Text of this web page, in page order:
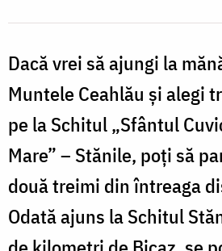
Dacă vrei să ajungi la
Muntele Ceahlău și alegi
pe la Schitul „Sfântul
Mare” – Stănile, poți să
două treimi din întreaga
Odată ajuns la Schitul